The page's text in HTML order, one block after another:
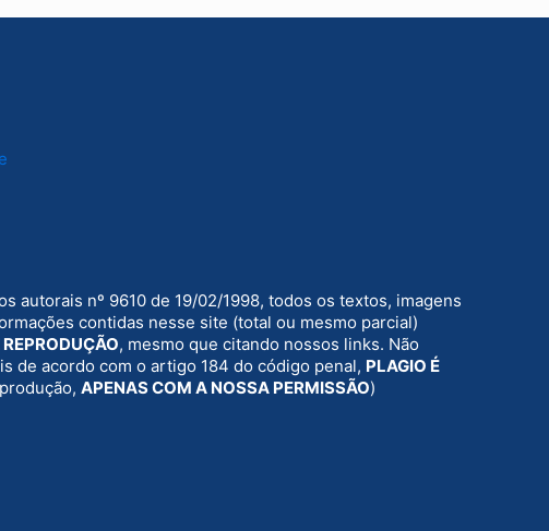
autorais nº 9610 de 19/02/1998, todos os textos, imagens
contidas nesse site (total ou mesmo parcial)
, mesmo que citando nossos links. Não
de acordo com o artigo 184 do código penal, PLAGIO É
APENAS COM A NOSSA PERMISSÃO)